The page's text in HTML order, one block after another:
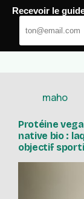
Passer
contenu
Maho
maho
Protéine
native bio :
objectif
Recevoir le